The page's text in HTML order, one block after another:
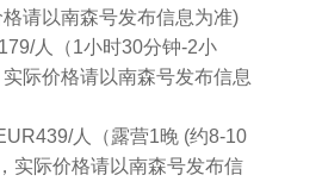
请以南森号发布信息为准)
人（1小时30分钟-2小
际价格请以南森号发布信息
人（露营1晚 (约8-10
实际价格请以南森号发布信